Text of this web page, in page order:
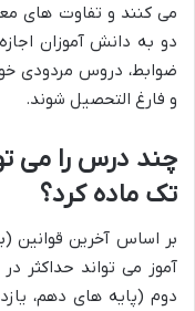
می کنند و تفاوت های
دو به دانش آموزان
ضوابط، دروس مردودی
و فارغ التحصیل شوند.
چند درس را می
تک ماده کرد؟
آموز می تواند حداکثر
دوم (پایه های دهم،